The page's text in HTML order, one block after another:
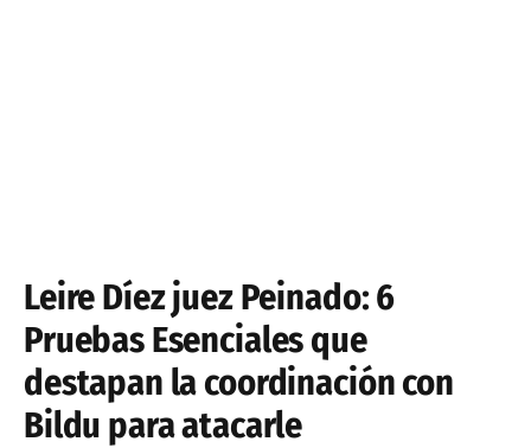
Leire Díez juez Peinado: 6
Pruebas Esenciales que
destapan la coordinación con
Bildu para atacarle